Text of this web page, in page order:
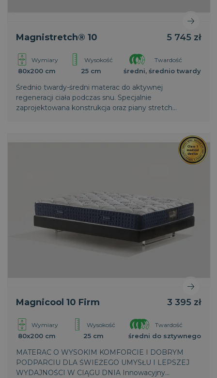
Magnistretch® 10 5 745 zł
Wymiary
80x200 cm
Wysokość
25 cm
Twardość
średni, średnio twardy
Średnio twardy-średni materac do aktywnej
regeneracji ciała podczas snu. Specjalnie
zaprojektowana konstrukcja oraz piany stretch
termoelastycznej pianki zapewnia większy komfort.
Magnicool 10 Firm 3 395 zł
Wymiary
80x200 cm
Wysokość
25 cm
Twardość
średni do sztywnego
MATERAC O WYSOKIM KOMFORCIE I DOBRYM
PODPARCIU DLA ŚWIEŻEGO UMYSŁU I LEPSZEJ
WYDAJNOŚCI W CIĄGU DNIA Innowacyjny